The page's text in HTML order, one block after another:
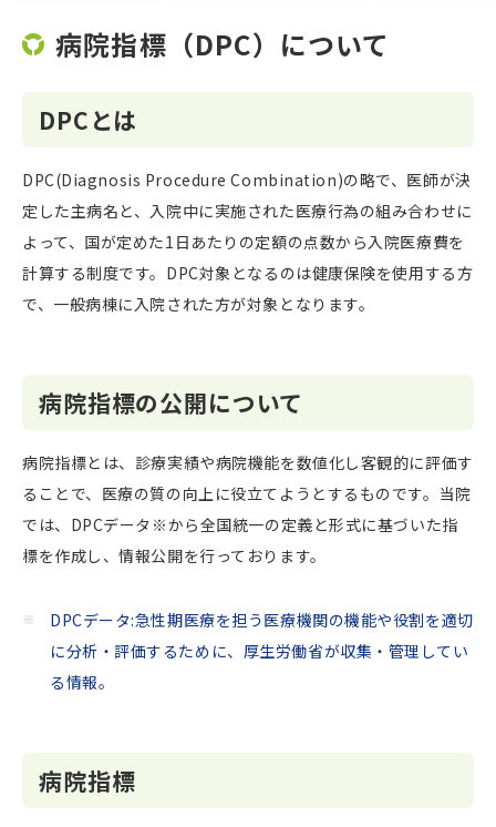
病院指標（DPC）について
DPCとは
DPC(Diagnosis Procedure Combination)の略で、医師が決
定した主病名と、入院中に実施された医療行為の組み合わせに
よって、国が定めた1日あたりの定額の点数から入院医療費を
計算する制度です。DPC対象となるのは健康保険を使用する方
で、一般病棟に入院された方が対象となります。
病院指標の公開について
病院指標とは、診療実績や病院機能を数値化し客観的に評価す
ることで、医療の質の向上に役立てようとするものです。当院
では、DPCデータ※から全国統一の定義と形式に基づいた指
標を作成し、情報公開を行っております。
DPCデータ:急性期医療を担う医療機関の機能や役割を適切
に分析・評価するために、厚生労働省が収集・管理してい
る情報。
病院指標